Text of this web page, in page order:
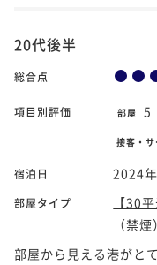
20代後半
総合点
項目別評価 部屋 5
接客・サ
宿泊日 2024
部屋タイプ
【30
（禁
部屋から見える港がと